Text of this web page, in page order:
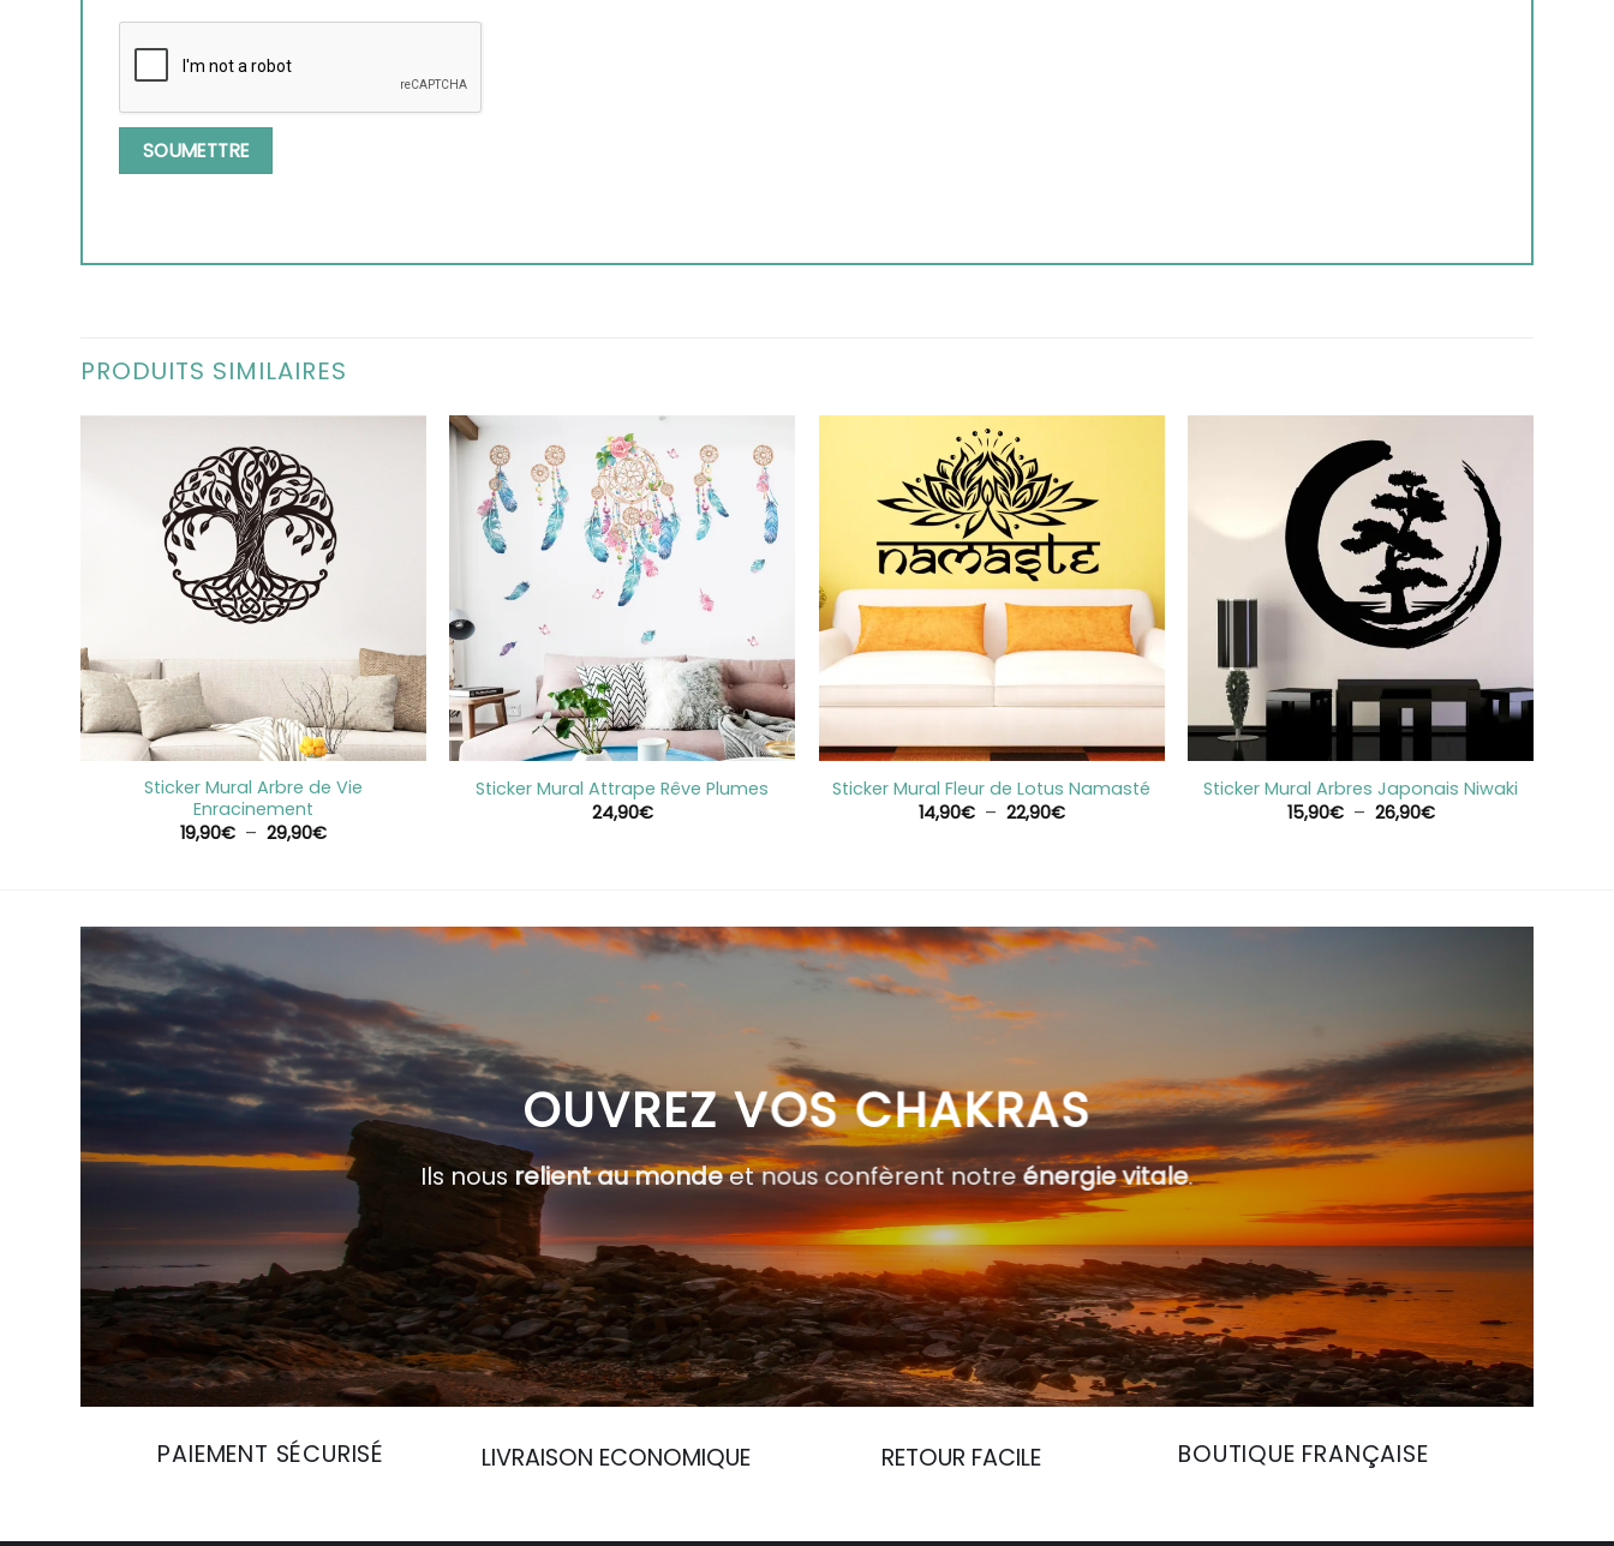
PRODUITS SIMILAIRES
+
Sticker Mural Arbre de Vie
Enracinement
19,90€ – 29,90€Plage
+
Sticker Mural Attrape Rêve Plumes
24,90€
Sticker Mural Fleur de Lotus Namasté
14,90€ – 22,90€Plage
+
Sticker Mural Arbres Japonais Niwaki
15,90€ – 26,90€Plage
OUVREZ VOS CHAKRAS
Ils nousrelient au mondeet nous confèrent notreénergie vitale.
PAIEMENT SÉCURISÉ LIVRAISON ECONOMIQUE RETOUR FACILE BOUTIQUE FRANÇAISE